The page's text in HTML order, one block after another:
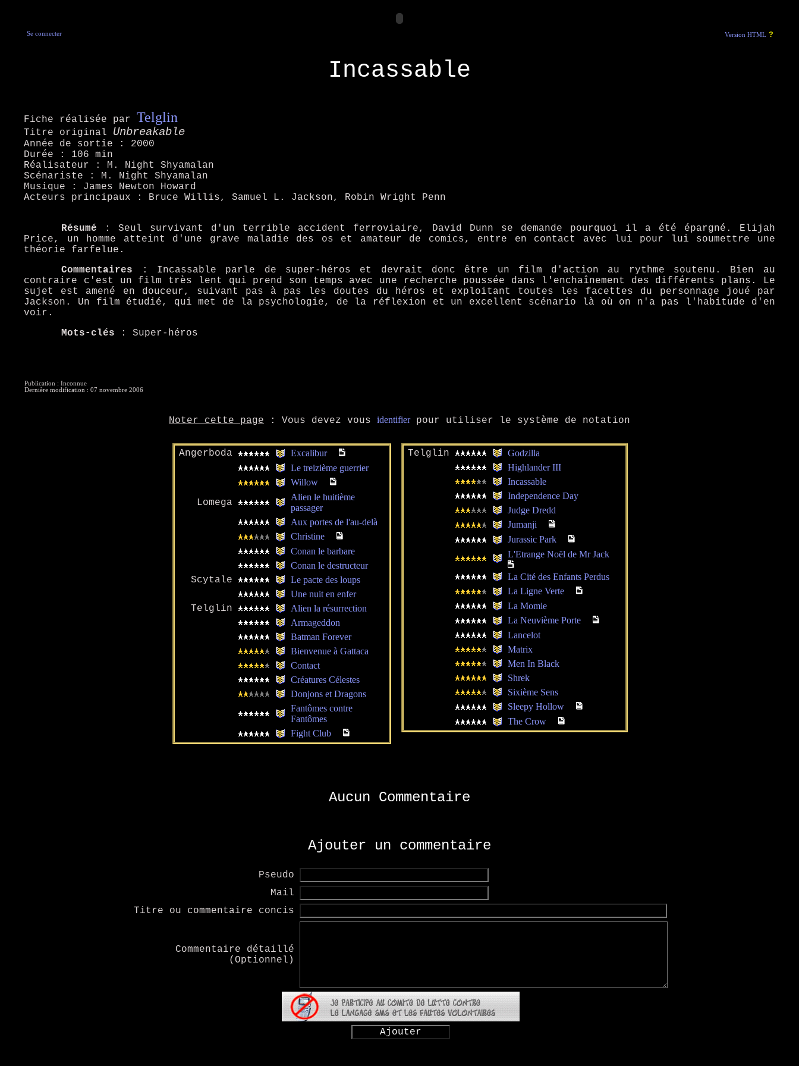
Se connecter Version HTML ?
Incassable
Fiche réalisée par Telglin
Titre original Unbreakable
Année de sortie : 2000
Durée : 106 min
Réalisateur : M. Night Shyamalan
Scénariste : M. Night Shyamalan
Musique : James Newton Howard
Acteurs principaux : Bruce Willis, Samuel L. Jackson, Robin Wright Penn
Résumé : Seul survivant d'un terrible accident ferroviaire, David Dunn se demande pourquoi il a été épargné. Elijah
Price, un homme atteint d'une grave maladie des os et amateur de comics, entre en contact avec lui pour lui soumettre une
théorie farfelue.
Commentaires : Incassable parle de super-héros et devrait donc être un film d'action au rythme soutenu. Bien au
contraire c'est un film très lent qui prend son temps avec une recherche poussée dans l'enchaînement des différents plans. Le
sujet est amené en douceur, suivant pas à pas les doutes du héros et exploitant toutes les facettes du personnage joué par
Jackson. Un film étudié, qui met de la psychologie, de la réflexion et un excellent scénario là où on n'a pas l'habitude d'en
voir.
Mots-clés : Super-héros
Publication : Inconnue
Dernière modification : 07 novembre 2006
Noter cette page : Vous devez vous identifierpour utiliser le système de notation
Angerboda
Excalibur
Le treizième guerrier
Willow
Lomega
Alien le huitième
passager
Aux portes de l'au-delà
Christine
Conan le barbare
Conan le destructeur
Scytale
Le pacte des loups
Une nuit en enfer
Telglin
Alien la résurrection
Armageddon
Batman Forever
Bienvenue à Gattaca
Contact
Créatures Célestes
Donjons et Dragons
Fantômes contre
Fantômes
Fight Club
Telglin
Godzilla
Highlander III
Incassable
Independence Day
Judge Dredd
Jumanji
Jurassic Park
L'Etrange Noël de Mr Jack
La Cité des Enfants Perdus
La Ligne Verte
La Momie
La Neuvième Porte
Lancelot
Matrix
Men In Black
Shrek
Sixième Sens
Sleepy Hollow
The Crow
Aucun Commentaire
Ajouter un commentaire
Pseudo
Mail
Titre ou commentaire concis
Commentaire détaillé
(Optionnel)